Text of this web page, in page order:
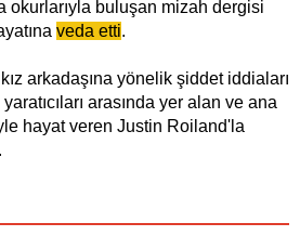
okurlarıyla buluşan mizah dergisi
veda etti.
arkadaşına yönelik şiddet iddiaları
arasında yer alan ve ana
hayat veren Justin Roiland'la
.